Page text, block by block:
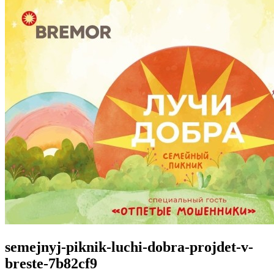
semejnyj-piknik-luchi-dobra-projdet-v-
breste-7b82cf9